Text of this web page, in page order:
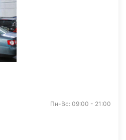
Пн-Вс: 09:00 - 21:00